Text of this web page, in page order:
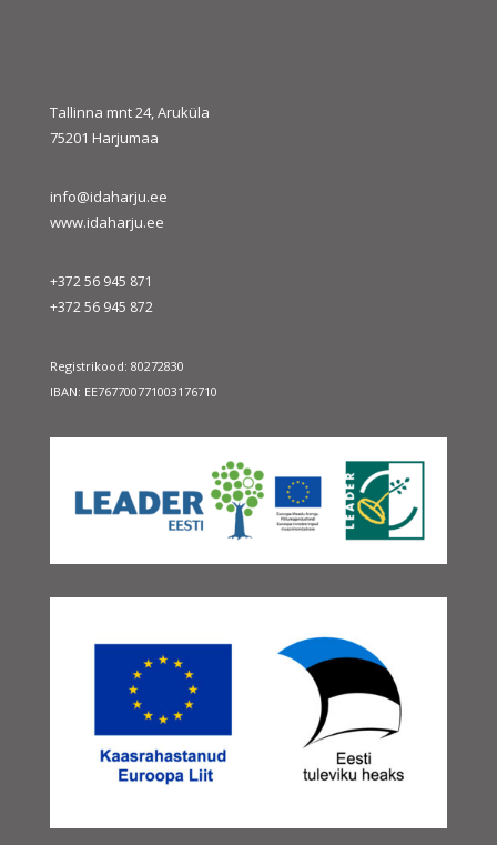
Tallinna mnt 24, Aruküla
75201 Harjumaa
info@idaharju.ee
www.idaharju.ee
+372 56 945 871
+372 56 945 872
Registrikood: 80272830
IBAN: EE767700771003176710